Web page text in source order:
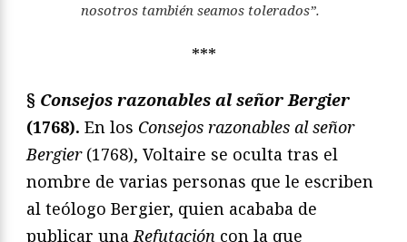
nosotros también seamos tolerados”.
***
§ Consejos razonables al señor Bergier
(1768). En los Consejos razonables al señor
Bergier (1768), Voltaire se oculta tras el
nombre de varias personas que le escriben
al teólogo Bergier, quien acababa de
publicar unaRefutación con la que